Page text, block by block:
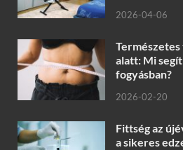
2026-04-06
alatt: Mi
fogyásban?
2026-02-20
Fittség az
a sikeres